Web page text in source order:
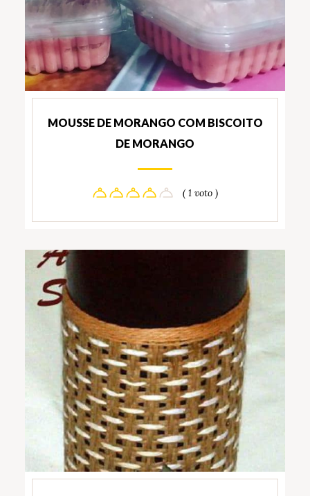
MOUSSE DE MORANGO COM BISCOITO
DE MORANGO
( 1 voto )